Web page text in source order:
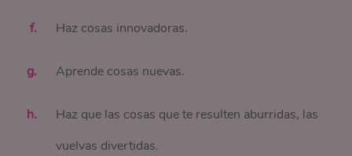
Haz cosas innovadoras.
Aprende cosas nuevas.
Haz que las cosas que te resulten aburridas, las
vuelvas divertidas.